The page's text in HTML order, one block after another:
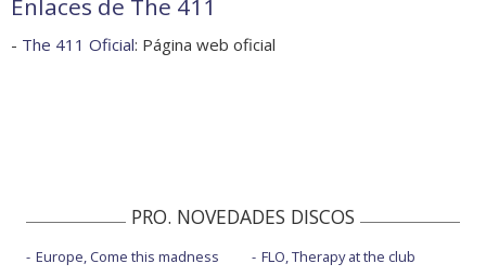
Enlaces de The 411
- The 411 Oficial: Página web oficial
PRO. NOVEDADES DISCOS
Europe, Come this madness
FLO, Therapy at the club